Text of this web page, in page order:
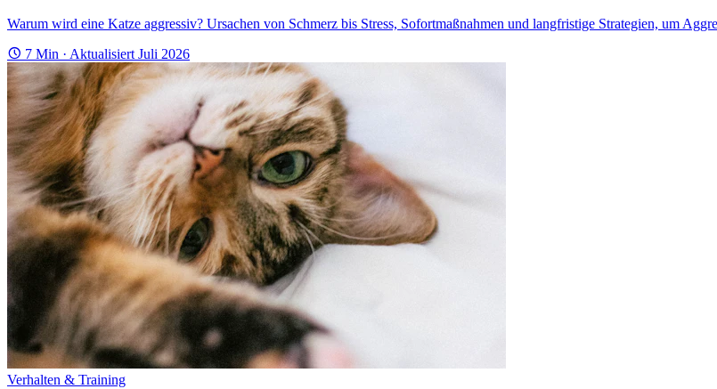
Warum wird eine Katze aggressiv? Ursachen von Schmerz bis Stress, Sofortmaßnahmen und langfristige Strategien, um
7 Min · Aktualisiert Juli 2026
Verhalten & Training